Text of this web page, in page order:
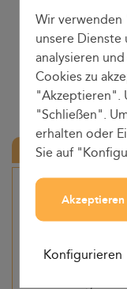
Hin-und
Herkunft
Wir verwenden
unsere Dienste
analysieren
Cookies zu
"Akzeptieren".
"Schließen".
erhalten oder
Sie auf
Akzeptieren
Konfigurieren